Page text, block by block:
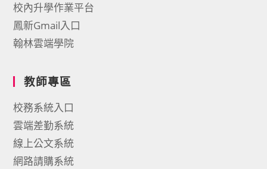
校內升學作業平台
鳳新Gmail入口
翰林雲端學院
教師專區
校務系統入口
雲端差勤系統
線上公文系統
網路請購系統